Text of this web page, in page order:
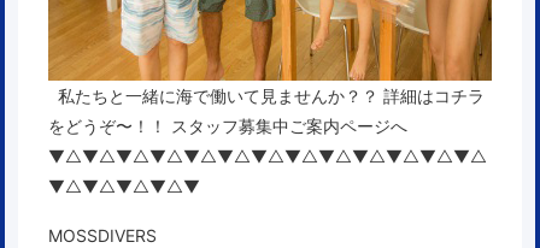
私たちと一緒に海で働いて見ませんか？？ 詳細はコチラ
をどうぞ〜！！
スタッフ募集中ご案内ページへ
▼△▼△▼△▼△▼△▼△▼△▼△▼△▼△▼△▼△▼△
▼△▼△▼△▼△▼
MOSSDIVERS